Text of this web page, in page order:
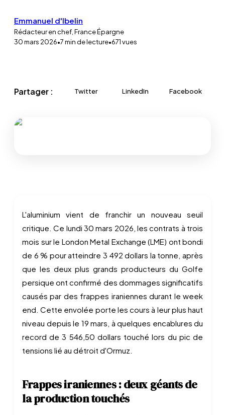
Emmanuel d'Ibelin
Rédacteur en chef, France Épargne
30 mars 2026•7min de lecture•671vues
Partager : Twitter LinkedIn Facebook
L'aluminium vient de franchir un nouveau seuil
critique. Ce lundi 30 mars 2026, les contrats à trois
mois sur le London Metal Exchange (LME) ont bondi
de 6 % pour atteindre 3 492 dollars la tonne, après
que les deux plus grands producteurs du Golfe
persique ont confirmé des dommages significatifs
causés par des frappes iraniennes durant le week
end. Cette envolée porte les cours à leur plus haut
niveau depuis le 19 mars, à quelques encablures du
record de 3 546,50 dollars touché lors du pic de
tensions lié au détroit d'Ormuz.
Frappes iraniennes : deux géants de
la production touchés